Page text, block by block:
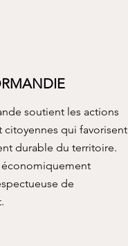
soutient les actions
qui favorisent
durable du territoire.
économiquement
de